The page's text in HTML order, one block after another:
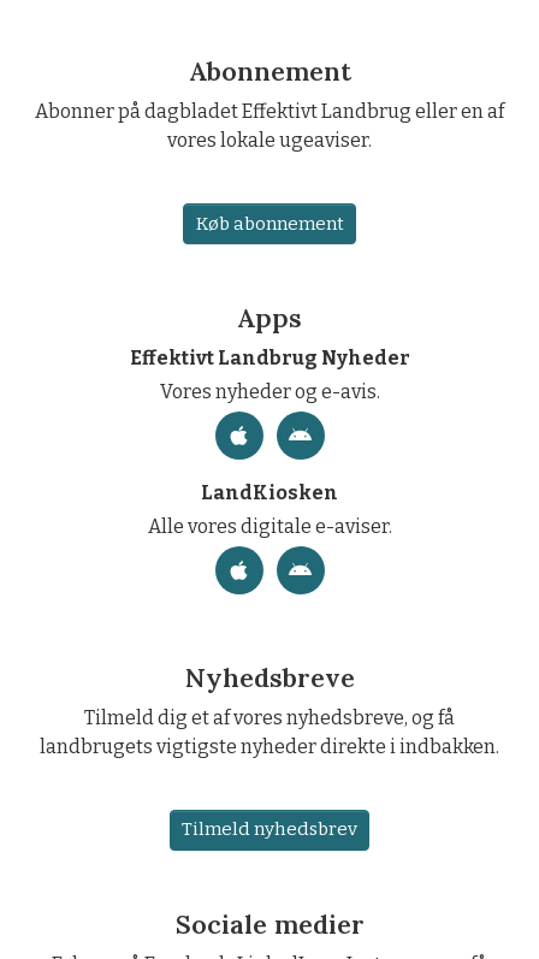
Abonnement
Abonner på dagbladet Effektivt Landbrug eller en af
vores lokale ugeaviser.
Køb abonnement
Apps
Effektivt Landbrug Nyheder
Vores nyheder og e-avis.
LandKiosken
Alle vores digitale e-aviser.
Nyhedsbreve
Tilmeld dig et af vores nyhedsbreve, og få
landbrugets vigtigste nyheder direkte i indbakken.
Tilmeld nyhedsbrev
Sociale medier